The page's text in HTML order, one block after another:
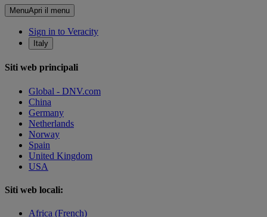
MenuApri il menu
Sign in to Veracity
Italy
Siti web principali
Global - DNV.com
China
Germany
Netherlands
Norway
Spain
United Kingdom
USA
Siti web locali:
Africa (French)